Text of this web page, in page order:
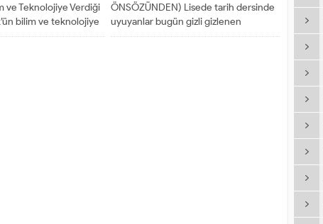
ve Teknolojiye Verdiği
bilim ve teknolojiye
bilgi, Atatürk’ün...
ÖNSÖZÜNDEN) Lisede tarih dersinde
uyuyanlar bugün gizli gizlenen
gizlenmiş...